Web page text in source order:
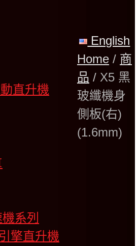
English
直升機
系列
擎直升機
Home / 商
品 / X5 黑
玻纖機身
側板(右)
(1.6mm)